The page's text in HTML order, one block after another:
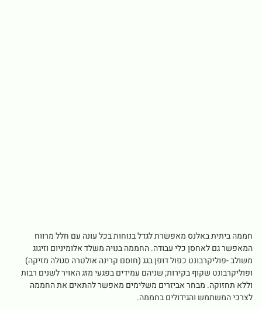
חממה ביתית באלנס מאפשרת לגדל בנוחות בכל עונה עם חלל מרווח
המאפשר גם לאחסן כלי עבודה. החממה בנויה משלד אלומיניום וזיגוג
משולב -פוליקרבונט כפול דופן בגג (חוסם קרינה אולטרה סגולה מזיקה)
ופוליקרבונט שקוף בקירות; שניהם עמידים בפגעי מזג האויר לשנים רבות
וללא תחזוקה. מבחר אביזרים משלימים מאפשר להתאים את החממה
לצרכי המשתמש והגידולים בחממה.